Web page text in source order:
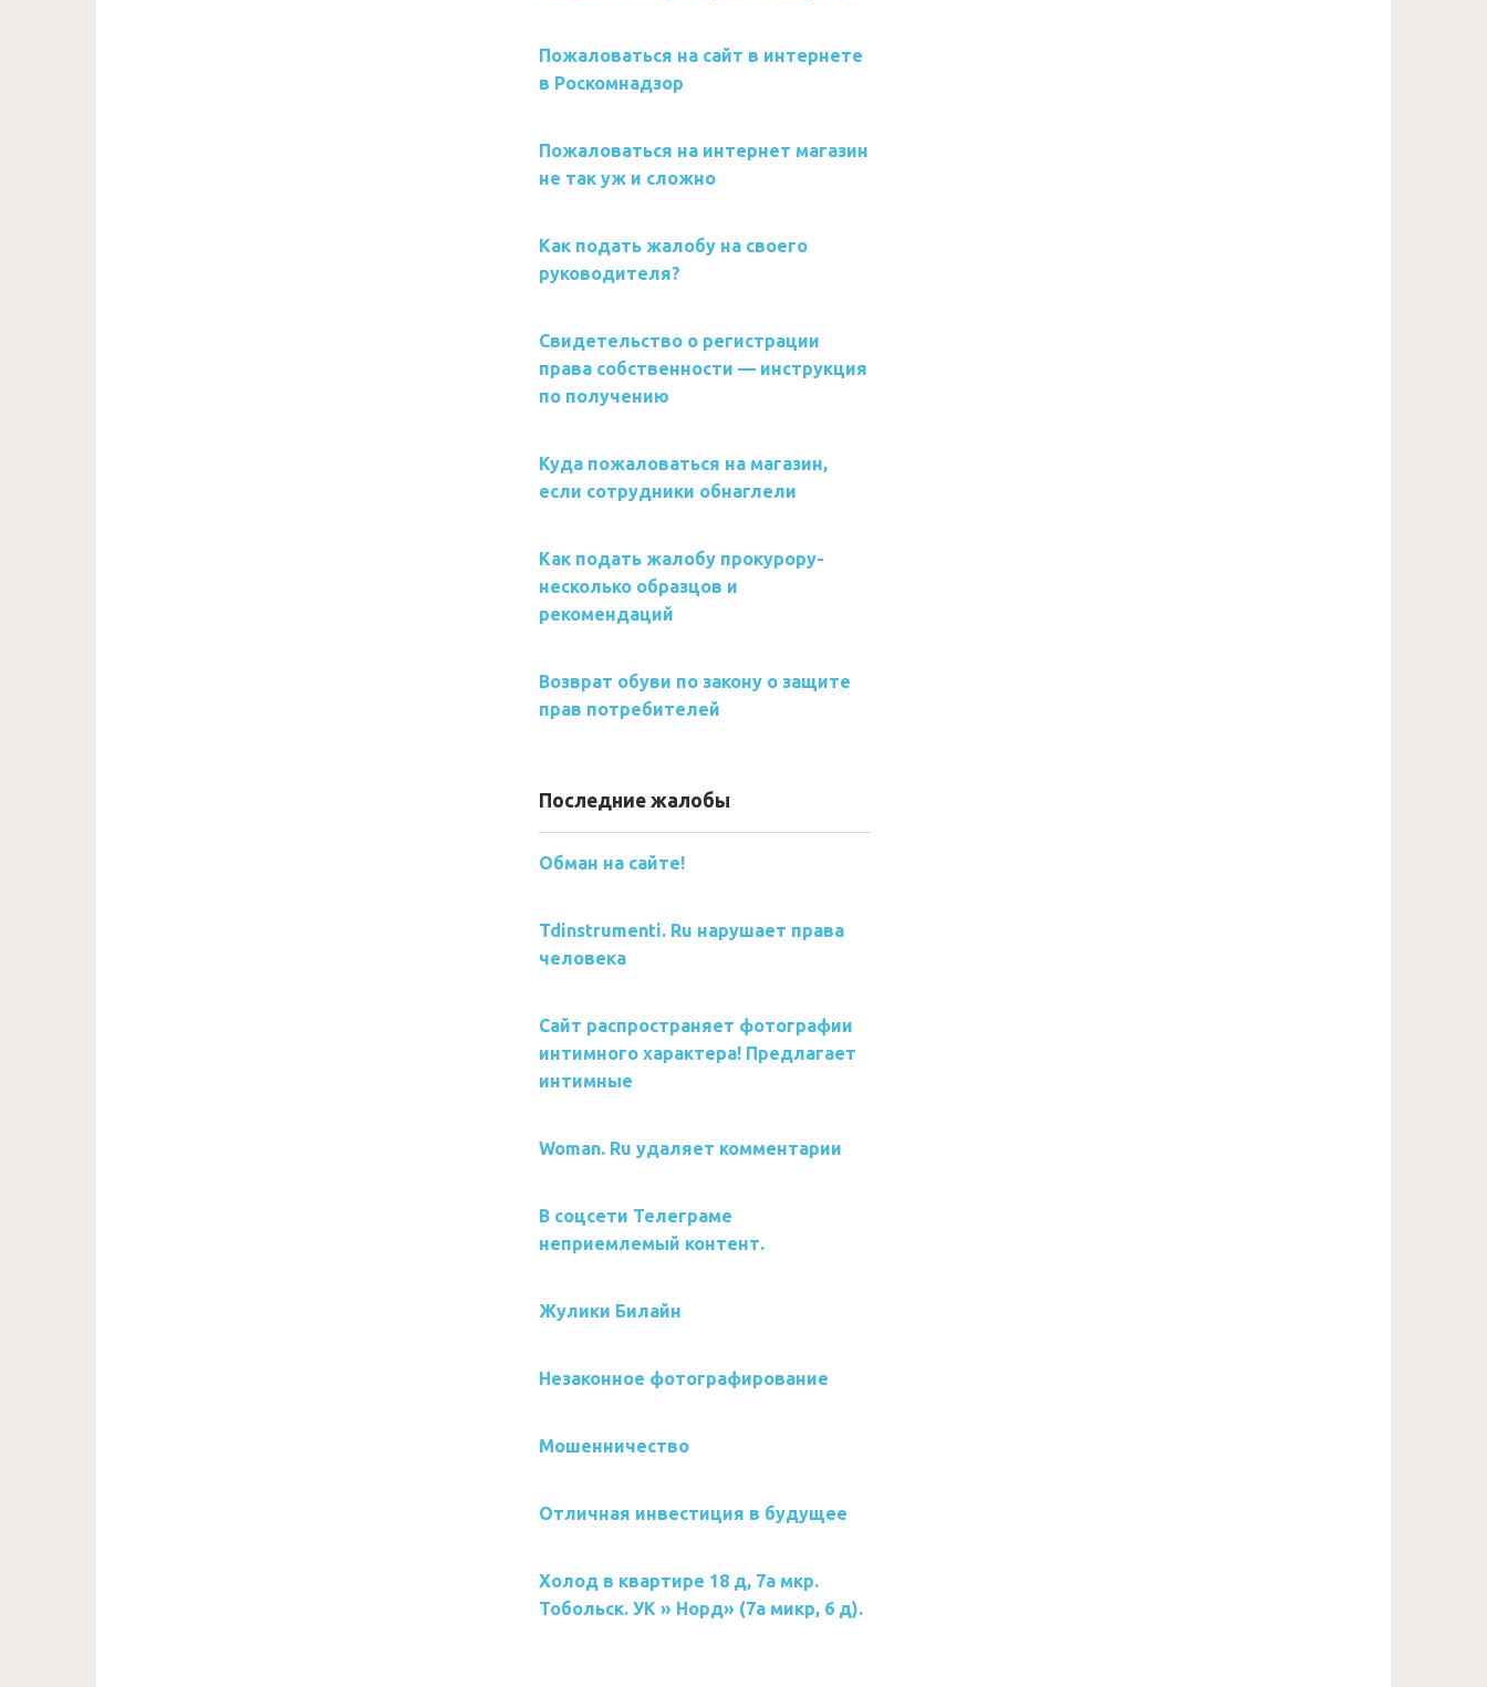
Пожаловаться на сайт в интернете
в Роскомнадзор
Пожаловаться на интернет магазин
не так уж и сложно
Как подать жалобу на своего
руководителя?
Свидетельство о регистрации
права собственности — инструкция
по получению
Куда пожаловаться на магазин,
если сотрудники обнаглели
Как подать жалобу прокурору-
несколько образцов и
рекомендаций
Возврат обуви по закону о защите
прав потребителей
Последние жалобы
Обман на сайте!
Tdinstrumenti. Ru нарушает права
человека
Сайт распространяет фотографии
интимного характера! Предлагает
интимные
Woman. Ru удаляет комментарии
В соцсети Телеграме
неприемлемый контент.
Жулики Билайн
Незаконное фотографирование
Мошенничество
Отличная инвестиция в будущее
Холод в квартире 18 д, 7а мкр.
Тобольск. УК » Норд» (7а микр, 6 д).